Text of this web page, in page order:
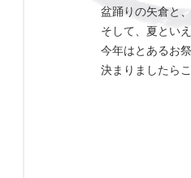
盆踊りの矢倉と
そして、夏とい
今年はとあるお
決まりましたら